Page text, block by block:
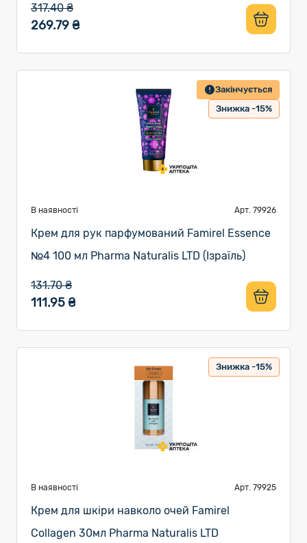
317.40 ₴
269.79 ₴
Закінчується
Знижка -15%
В наявності Арт. 79926
Крем для рук парфумований Famirel Essence
№4 100 мл Pharma Naturalis LTD (Ізраїль)
131.70 ₴
111.95 ₴
Знижка -15%
В наявності Арт. 79925
Крем для шкіри навколо очей Famirel
Collagen 30мл Pharma Naturalis LTD